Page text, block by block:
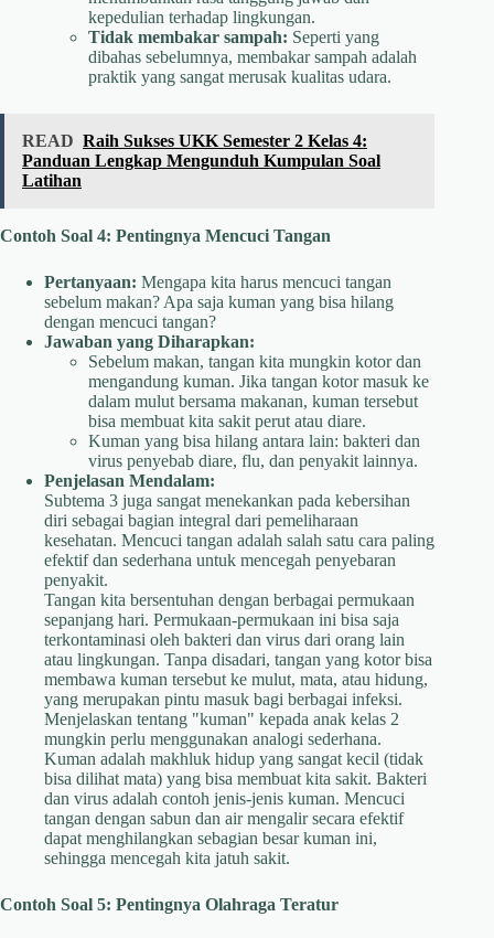
kepedulian terhadap lingkungan.
Tidak membakar sampah: Seperti yang
dibahas sebelumnya, membakar sampah adalah
praktik yang sangat merusak kualitas udara.
READ Raih Sukses UKK Semester 2 Kelas 4:
Panduan Lengkap Mengunduh Kumpulan Soal
Latihan
Contoh Soal 4: Pentingnya Mencuci Tangan
Pertanyaan: Mengapa kita harus mencuci tangan
sebelum makan? Apa saja kuman yang bisa hilang
dengan mencuci tangan?
Jawaban yang Diharapkan:
Sebelum makan, tangan kita mungkin kotor dan
mengandung kuman. Jika tangan kotor masuk ke
dalam mulut bersama makanan, kuman tersebut
bisa membuat kita sakit perut atau diare.
Kuman yang bisa hilang antara lain: bakteri dan
virus penyebab diare, flu, dan penyakit lainnya.
Penjelasan Mendalam:
Subtema 3 juga sangat menekankan pada kebersihan
diri sebagai bagian integral dari pemeliharaan
kesehatan. Mencuci tangan adalah salah satu cara paling
efektif dan sederhana untuk mencegah penyebaran
penyakit.
Tangan kita bersentuhan dengan berbagai permukaan
sepanjang hari. Permukaan-permukaan ini bisa saja
terkontaminasi oleh bakteri dan virus dari orang lain
atau lingkungan. Tanpa disadari, tangan yang kotor bisa
membawa kuman tersebut ke mulut, mata, atau hidung,
yang merupakan pintu masuk bagi berbagai infeksi.
Menjelaskan tentang "kuman" kepada anak kelas 2
mungkin perlu menggunakan analogi sederhana.
Kuman adalah makhluk hidup yang sangat kecil (tidak
bisa dilihat mata) yang bisa membuat kita sakit. Bakteri
dan virus adalah contoh jenis-jenis kuman. Mencuci
tangan dengan sabun dan air mengalir secara efektif
dapat menghilangkan sebagian besar kuman ini,
sehingga mencegah kita jatuh sakit.
Contoh Soal 5: Pentingnya Olahraga Teratur